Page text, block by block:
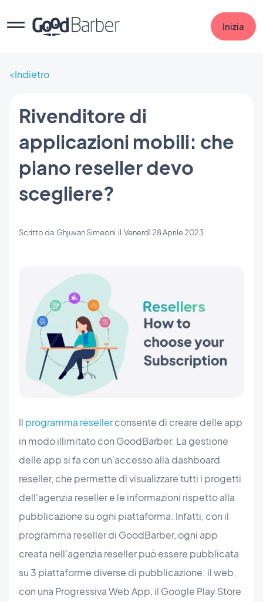
Inizia
Indietro
Rivenditore di
applicazioni mobili: che
piano reseller devo
scegliere?
Scritto da Ghjuvan Simeoni il Venerdì 28 Aprile 2023
Il programma resellerconsente di creare delle app
in modo illimitato con GoodBarber. La gestione
delle app si fa con un'accesso alla dashboard
reseller, che permette di visualizzare tutti i progetti
dell'agenzia reseller e le informazioni rispetto alla
pubblicazione su ogni piattaforma. Infatti, con il
programma reseller di GoodBarber, ogni app
creata nell'agenzia reseller può essere pubblicata
su 3 piattaforme diverse di pubblicazione: il web,
con una Progressiva Web App, il Google Play Store